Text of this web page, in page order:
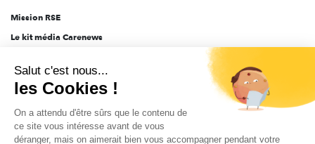
Mission RSE
Le kit média Carenews
AEF info
Novethic
PRODURABLE
Inclusiv Day
Salut c'est nous...
les Cookies !
On a attendu d'être sûrs que le contenu de
ce site vous intéresse avant de vous
déranger, mais on aimerait bien vous accompagner pendant votre